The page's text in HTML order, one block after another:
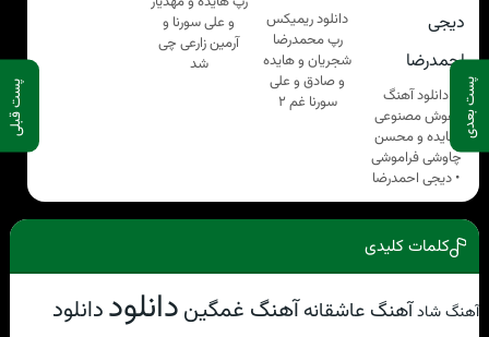
پست بعدی پست قبلی
دانلود آهنگ
هوش مصنوعی
هایده و محسن
چاوشی فراموشی
• دیجی احمدرضا
دانلود ریمیکس
رپ محمدرضا
شجریان و هایده
و صادق و علی
سورنا غم ۲
و علی سورنا و
آرمین زارعی چی
شد
کلمات کلیدی
آهنگ شادآهنگ عاشقانهآهنگ غمگیندانلوددانلود